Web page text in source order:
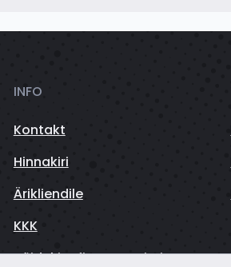
INFO
Kontakt
Hinnakiri
Ärikliendile
KKK
Sõidukite finantseerimine